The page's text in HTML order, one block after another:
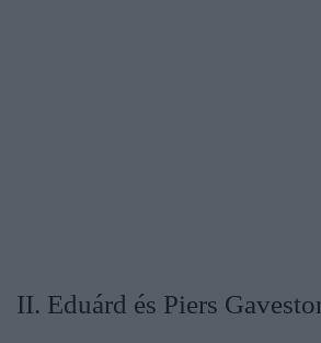
II. Eduárd és Piers